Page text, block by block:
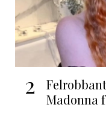
2
Madonna